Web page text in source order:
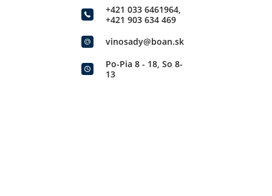
+421 033 6461964,
+421 903 634 469
vinosady@boan.sk
Po-Pia 8 - 18, So 8-
13